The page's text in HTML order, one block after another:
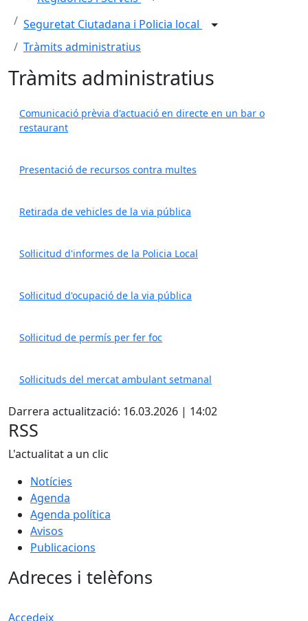
Seguretat Ciutadana i Policia local
Tràmits administratius
Tràmits administratius
Comunicació prèvia d'actuació en directe en un bar o
restaurant
Presentació de recursos contra multes
Retirada de vehicles de la via pública
Sol·licitud d'informes de la Policia Local
Sol·licitud d'ocupació de la via pública
Sol·licitud de permís per fer foc
Sol·licituds del mercat ambulant setmanal
Darrera actualització: 16.03.2026 | 14:02
RSS
L'actualitat a un clic
Notícies
Agenda
Agenda política
Avisos
Publicacions
Adreces i telèfons
Accedeix